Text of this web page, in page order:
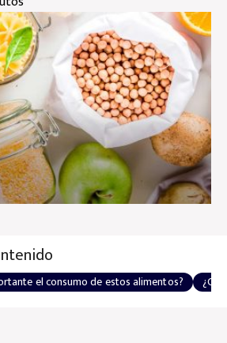
el consumo de estos alimentos?